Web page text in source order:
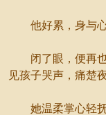
他好累，身与心
闭了眼，便再也
见孩子哭声，痛楚
她温柔掌心轻抚